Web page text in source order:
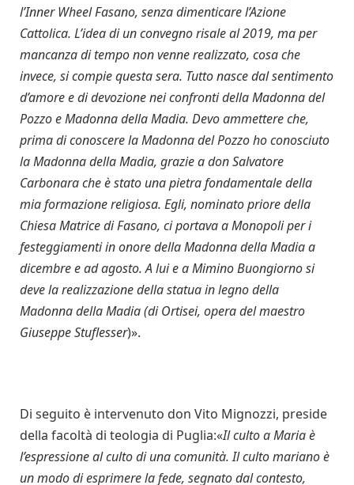
l’Inner Wheel Fasano, senza dimenticare l’Azione
Cattolica. L’idea di un convegno risale al 2019, ma per
mancanza di tempo non venne realizzato, cosa che
invece, si compie questa sera. Tutto nasce dal sentimento
d’amore e di devozione nei confronti della Madonna del
Pozzo e Madonna della Madia. Devo ammettere che,
prima di conoscere la Madonna del Pozzo ho conosciuto
la Madonna della Madia, grazie a don Salvatore
Carbonara che è stato una pietra fondamentale della
mia formazione religiosa. Egli, nominato priore della
Chiesa Matrice di Fasano, ci portava a Monopoli per i
festeggiamenti in onore della Madonna della Madia a
dicembre e ad agosto. A lui e a Mimino Buongiorno si
deve la realizzazione della statua in legno della
Madonna della Madia (di Ortisei, opera del maestro
Giuseppe Stuflesser)».
Di seguito è intervenuto don Vito Mignozzi, preside
della facoltà di teologia di Puglia:«Il culto a Maria è
l’espressione al culto di una comunità. Il culto mariano è
un modo di esprimere la fede, segnato dal contesto,